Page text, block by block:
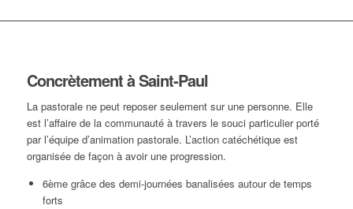
Concrètement à Saint-Paul
La pastorale ne peut reposer seulement sur une personne. Elle
est l’affaire de la communauté à travers le souci particulier porté
par l’équipe d’animation pastorale. L’action catéchétique est
organisée de façon à avoir une progression.
6ème grâce des demi-journées banalisées autour de temps
forts